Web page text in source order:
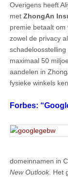
Overigens heeft
met ZhongAn
premie betaalt
zowel de privacy
maximaal 50
aandelen in
fysieke winkels
Forbes:
domeinnamen in
New Outlook. Het